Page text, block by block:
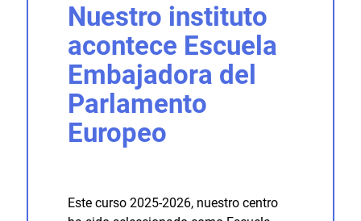
Nuestro instituto
acontece Escuela
Embajadora del
Parlamento
Europeo
Este curso 2025-2026, nuestro centro